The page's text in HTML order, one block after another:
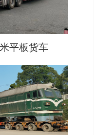
平板货车